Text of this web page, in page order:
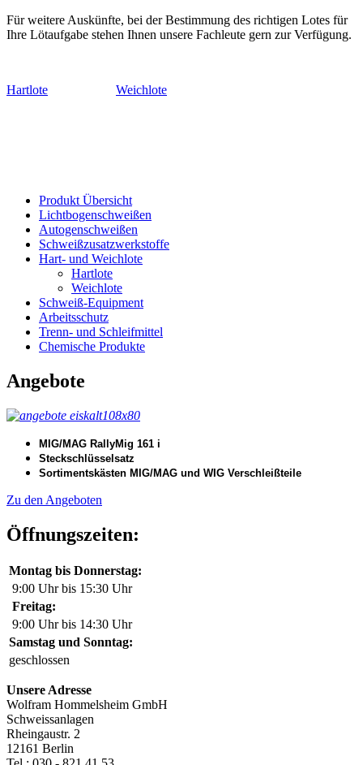
Für weitere Auskünfte, bei der Bestimmung des richtigen Lotes für
Ihre Lötaufgabe stehen Ihnen unsere Fachleute gern zur Verfügung.
Hartlote Weichlote
Produkt Übersicht
Lichtbogenschweißen
Autogenschweißen
Schweißzusatzwerkstoffe
Hart- und Weichlote
Hartlote
Weichlote
Schweiß-Equipment
Arbeitsschutz
Trenn- und Schleifmittel
Chemische Produkte
Angebote
MIG/MAG RallyMig 161 i
Steckschlüsselsatz
Sortimentskästen MIG/MAG und WIG Verschleißteile
Zu den Angeboten
Öffnungszeiten:
Montag bis Donnerstag:
9:00 Uhr bis 15:30 Uhr
Freitag:
9:00 Uhr bis 14:30 Uhr
Samstag und Sonntag:
geschlossen
Unsere Adresse
Wolfram Hommelsheim GmbH
Schweissanlagen
Rheingaustr. 2
12161 Berlin